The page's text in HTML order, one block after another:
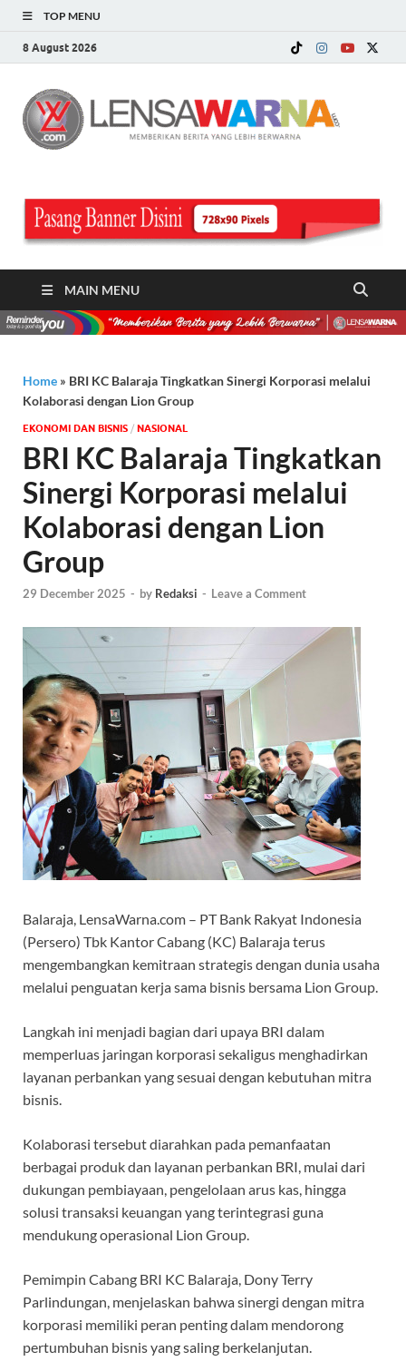
TOP MENU
8 August 2026
MAIN MENU
Home » BRI KC Balaraja Tingkatkan Sinergi Korporasi melalui
Kolaborasi dengan Lion Group
EKONOMI DAN BISNIS / NASIONAL
BRI KC Balaraja Tingkatkan
Sinergi Korporasi melalui
Kolaborasi dengan Lion
Group
29 December 2025 - by Redaksi - Leave a Comment
Balaraja, LensaWarna.com – PT Bank Rakyat Indonesia
(Persero) Tbk Kantor Cabang (KC) Balaraja terus
mengembangkan kemitraan strategis dengan dunia usaha
melalui penguatan kerja sama bisnis bersama Lion Group.
Langkah ini menjadi bagian dari upaya BRI dalam
memperluas jaringan korporasi sekaligus menghadirkan
layanan perbankan yang sesuai dengan kebutuhan mitra
bisnis.
Kolaborasi tersebut diarahkan pada pemanfaatan
berbagai produk dan layanan perbankan BRI, mulai dari
dukungan pembiayaan, pengelolaan arus kas, hingga
solusi transaksi keuangan yang terintegrasi guna
mendukung operasional Lion Group.
Pemimpin Cabang BRI KC Balaraja, Dony Terry
Parlindungan, menjelaskan bahwa sinergi dengan mitra
korporasi memiliki peran penting dalam mendorong
pertumbuhan bisnis yang saling berkelanjutan.